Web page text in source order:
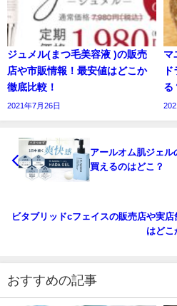
ジュメル(まつ毛美容液 )の販売
店や市販情報！最安値はどこか
徹底比較！
2021年7月26日
マ
る
アールオム肌ジェ
買えるのはどこ？
ビタブリッドcフェイスの販売店や実店
はどこ
おすすめの記事